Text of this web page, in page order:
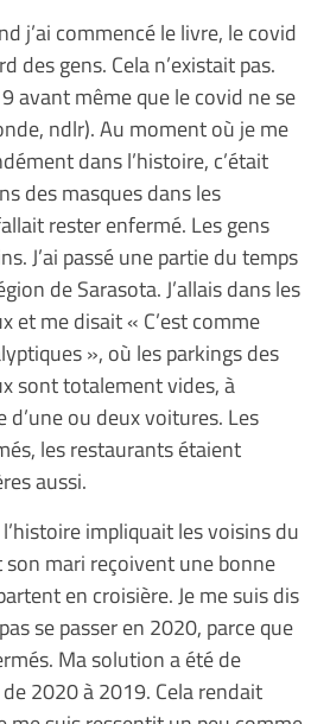
j’ai commencé le livre, le covid
des gens. Cela n’existait pas.
avant même que le covid ne se
ndlr). Au moment où je me
dans l’histoire, c’était
des masques dans les
rester enfermé. Les gens
J’ai passé une partie du temps
de Sarasota. J’allais dans les
et me disait « C’est comme
», où les parkings des
sont totalement vides, à
d’une ou deux voitures. Les
les restaurants étaient
aussi.
impliquait les voisins du
son mari reçoivent une bonne
en croisière. Je me suis dis
se passer en 2020, parce que
Ma solution a été de
2020 à 2019. Cela rendait